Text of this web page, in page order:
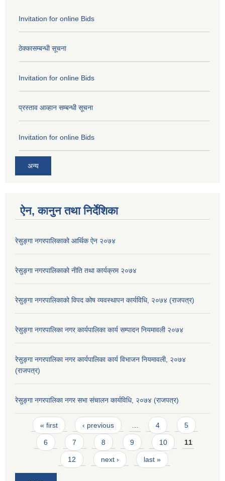
Invitation for online Bids
ठेक्कासम्बन्धी सूचना
Invitation for online Bids
प्रस्ताव आव्हान सम्बन्धी सूचना
Invitation for online Bids
अन्य
ऐन, कानुन तथा निर्देशिका
रेसुङ्गा नगरपालिकाको आर्थिक ऐन २०७४
रेसुङ्गा नगरपालिकाको नीति तथा कार्यक्रम २०७४
रेसुङ्गा नगरपालिकाको विपद कोष व्यवस्थापन कार्यविधि, २०७४ (राजपत्र)
रेसुङ्गा नगरपालिका नगर कार्यपालिका कार्य सम्पादन नियमावली २०७४
रेसुङ्गा नगरपालिका नगर कार्यपालिका कार्य विभाजन नियमावली, २०७४
(राजपत्र)
रेसुङ्गा नगरपालिका नगर सभा संचालन कार्यविधि, २०७४ (राजपत्र)
Pages
« first ‹ previous 4 5
6 7 8 9 10 11
12 next › last »